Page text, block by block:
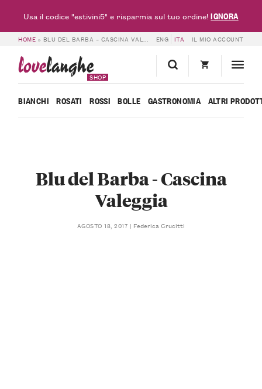
HOME » BLU DEL BARBA – CASCINA VALEGGIA ENG ITA IL MIO ACCOUNT
lovelanghe
SHOP
BIANCHI ROSATI ROSSI BOLLE GASTRONOMIA ALTRI
Blu del Barba - Cascina
Valeggia
AGOSTO 18, 2017 Federica Crucitti
Usa il codice "estivini5" e risparmia sul tuo ordine!IGNORA